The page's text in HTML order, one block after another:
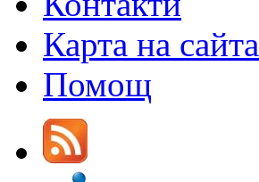
Карта на сайта
Помощ